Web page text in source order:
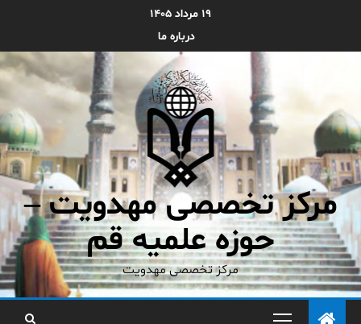
۱۹ مرداد ۱۴۰۵
درباره ما
مرکز تخصصی مهدویت –
حوزه علمیه قم
مرکز تخصصی مهدویت